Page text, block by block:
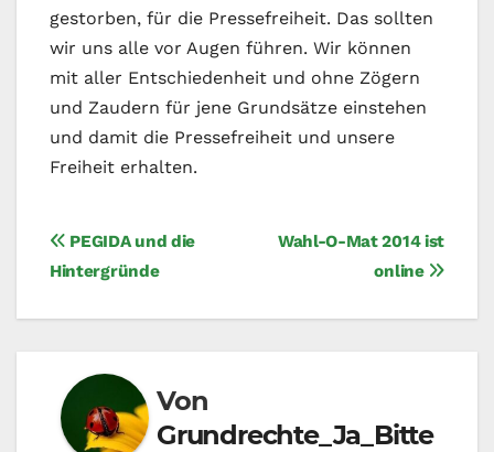
gestorben, für die Pressefreiheit. Das sollten
wir uns alle vor Augen führen. Wir können
mit aller Entschiedenheit und ohne Zögern
und Zaudern für jene Grundsätze einstehen
und damit die Pressefreiheit und unsere
Freiheit erhalten.
Beitragsnavigation
Wahl-O-Mat 2014 ist
online
PEGIDA und die
Hintergründe
Von
Grundrechte_Ja_Bitte